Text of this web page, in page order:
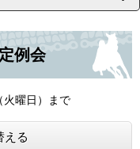
例会
火曜日）まで
える